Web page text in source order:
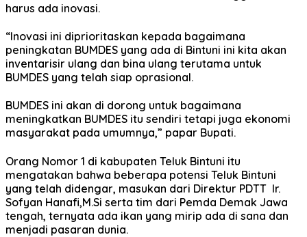
harus ada inovasi.
“Inovasi ini diprioritaskan kepada bagaimana
peningkatan BUMDES yang ada di Bintuni ini kita akan
inventarisir ulang dan bina ulang terutama untuk
BUMDES yang telah siap oprasional.
BUMDES ini akan di dorong untuk bagaimana
meningkatkan BUMDES itu sendiri tetapi juga ekonomi
masyarakat pada umumnya,” papar Bupati.
Orang Nomor 1 di kabupaten Teluk Bintuni itu
mengatakan bahwa beberapa potensi Teluk Bintuni
yang telah didengar, masukan dari Direktur PDTT Ir.
Sofyan Hanafi,M.Si serta tim dari Pemda Demak Jawa
tengah, ternyata ada ikan yang mirip ada di sana dan
menjadi pasaran dunia.